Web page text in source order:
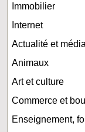
Immobilier
Internet
Actualité et média
Animaux
Art et culture
Commerce et
Enseignement,